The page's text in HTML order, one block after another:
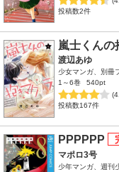
投稿数2件
嵐士くんの
渡辺あゆ
少女マンガ、別冊
1～6巻
540pt
投稿数167件
PPPPPP
マポロ3号
少年マンガ、週刊